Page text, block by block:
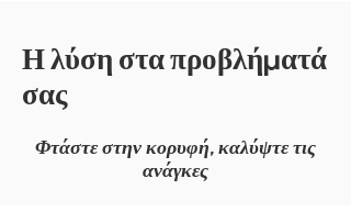
Η λύση στα προβλήματά
σας
Φτάστε στην κορυφή, καλύψτε τις
ανάγκες